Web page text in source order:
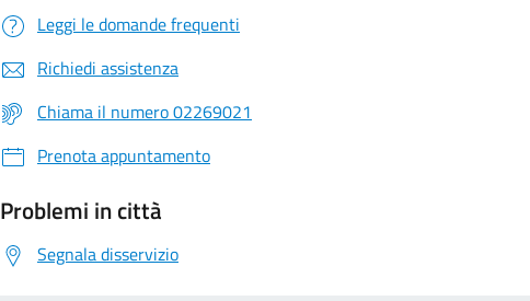
Leggi le domande frequenti
Richiedi assistenza
Chiama il numero 02269021
Prenota appuntamento
Problemi in città
Segnala disservizio